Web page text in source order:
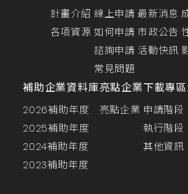
計畫介紹
各項資源
線上申請
如何申請
諮詢申請
常見問題
最新消息
市政公告
活動快訊
補助企業資料庫
2026補助年度
2025補助年度
2024補助年度
2023補助年度
亮點企業
亮點企業
下載專區
申請階段
執行階段
其他資訊